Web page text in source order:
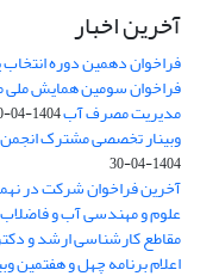
آخرین اخبار
فراخوان دهمین دوره انتخاب
فراخوان سومین همایش
مدیریت مصرف آب1404-04-30
وبینار تخصصی مشترک
1404-04-30
آخرین فراخوان شرکت در
مقاطع کارشناسی ارشد و
اعلام برنامه چهل و هفتمین